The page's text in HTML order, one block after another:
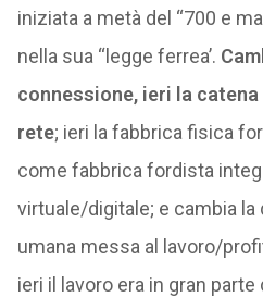
iniziata a metà del “700 e
nella sua “legge ferrea’.
connessione, ieri la
rete; ieri la fabbrica fisica
come fabbrica fordista
virtuale/digitale; e cambia
umana messa al lavoro/
ieri il lavoro era in gran